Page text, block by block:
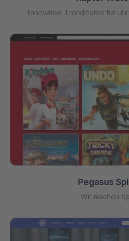
Innovative Trendmarke für
Pegasus
Wir machen